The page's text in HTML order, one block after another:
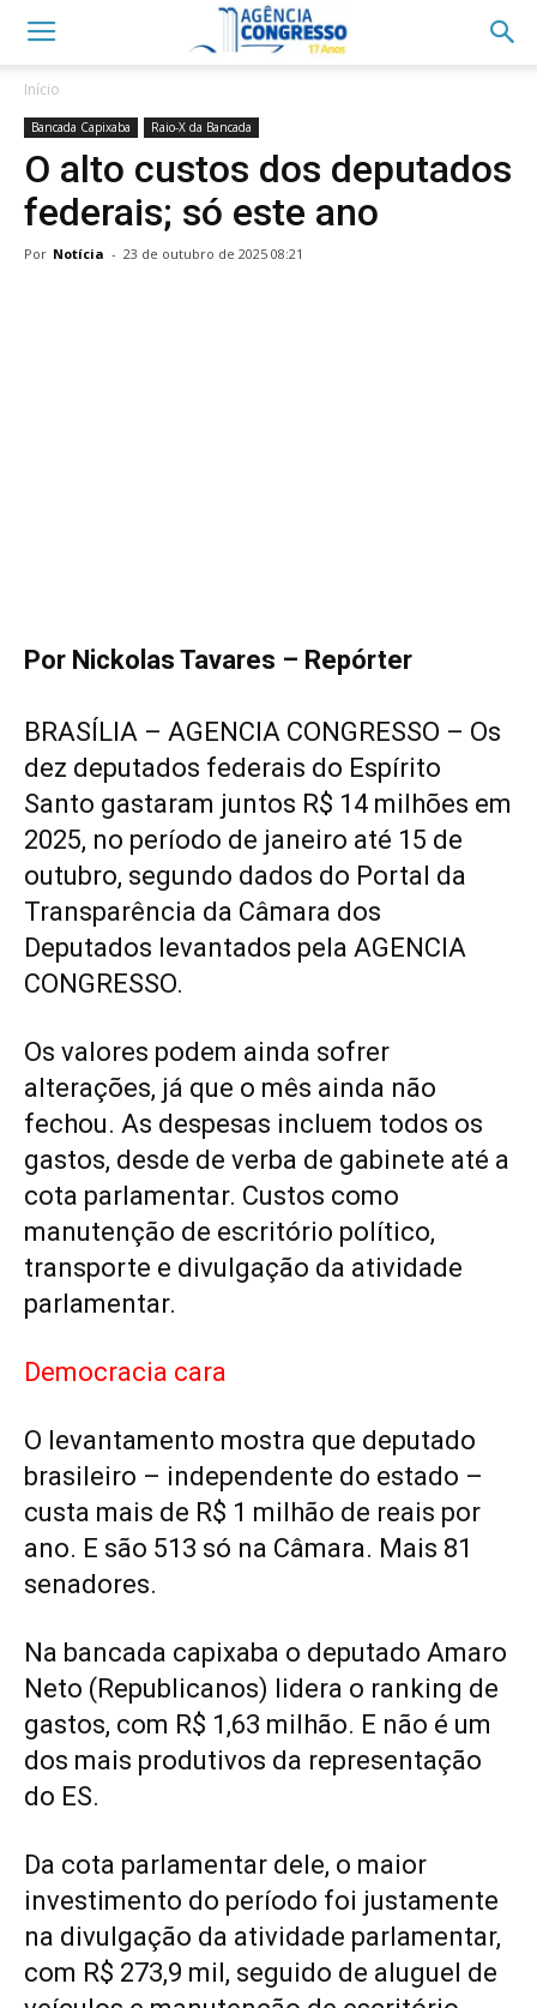
Início
Bancada Capixaba Raio-X da Bancada
O alto custos dos deputados
federais; só este ano
Por Notícia - 23 de outubro de 2025 08:21
Por Nickolas Tavares – Repórter
BRASÍLIA – AGENCIA CONGRESSO – Os
dez deputados federais do Espírito
Santo gastaram juntos R$ 14 milhões em
2025, no período de janeiro até 15 de
outubro, segundo dados do Portal da
Transparência da Câmara dos
Deputados levantados pela AGENCIA
CONGRESSO.
Os valores podem ainda sofrer
alterações, já que o mês ainda não
fechou. As despesas incluem todos os
gastos, desde de verba de gabinete até a
cota parlamentar. Custos como
manutenção de escritório político,
transporte e divulgação da atividade
parlamentar.
Democracia cara
O levantamento mostra que deputado
brasileiro – independente do estado –
custa mais de R$ 1 milhão de reais por
ano. E são 513 só na Câmara. Mais 81
senadores.
Na bancada capixaba o deputado Amaro
Neto (Republicanos) lidera o ranking de
gastos, com R$ 1,63 milhão. E não é um
dos mais produtivos da representação
do ES.
Da cota parlamentar dele, o maior
investimento do período foi justamente
na divulgação da atividade parlamentar,
com R$ 273,9 mil, seguido de aluguel de